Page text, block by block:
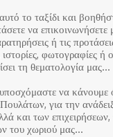
το ταξίδι και
να επικοινωνήσετε
ή τις
ιστορίες, φωτογραφίες
τη θεματολογία μας…
να κάνουμε
για την
και των
του χωριού μας…